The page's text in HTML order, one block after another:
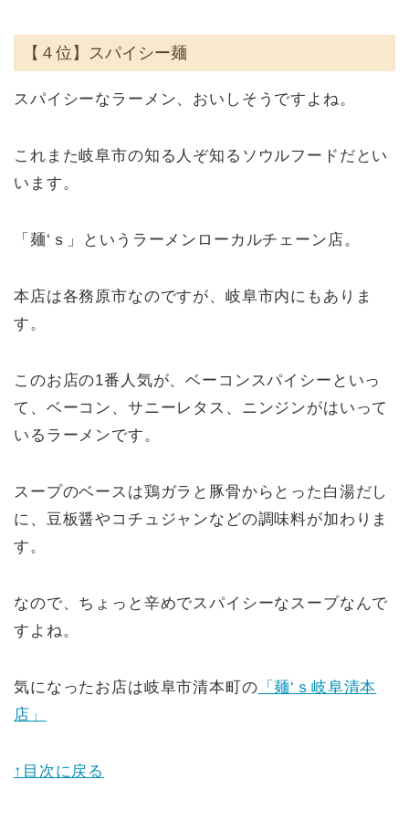
【４位】スパイシー麺
スパイシーなラーメン、おいしそうですよね。
これまた岐阜市の知る人ぞ知るソウルフードだとい
います。
「麺‘ｓ」というラーメンローカルチェーン店。
本店は各務原市なのですが、岐阜市内にもありま
す。
このお店の1番人気が、ベーコンスパイシーといっ
て、ベーコン、サニーレタス、ニンジンがはいって
いるラーメンです。
スープのベースは鶏ガラと豚骨からとった白湯だし
に、豆板醤やコチュジャンなどの調味料が加わりま
す。
なので、ちょっと辛めでスパイシーなスープなんで
すよね。
気になったお店は岐阜市清本町の 「麺‘ｓ岐阜清本
店」
↑目次に戻る